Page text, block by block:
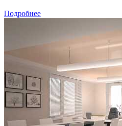
Подробнее